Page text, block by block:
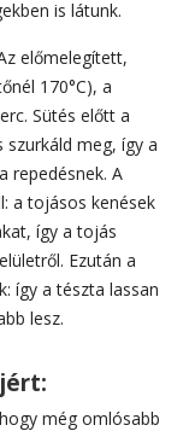
is látunk.
előmelegített,
170°C), a
Sütés előtt a
meg, így a
repedésnek. A
a tojásos kenések
így a tojás
Ezután a
így a tészta lassan
lesz.
még omlósabb